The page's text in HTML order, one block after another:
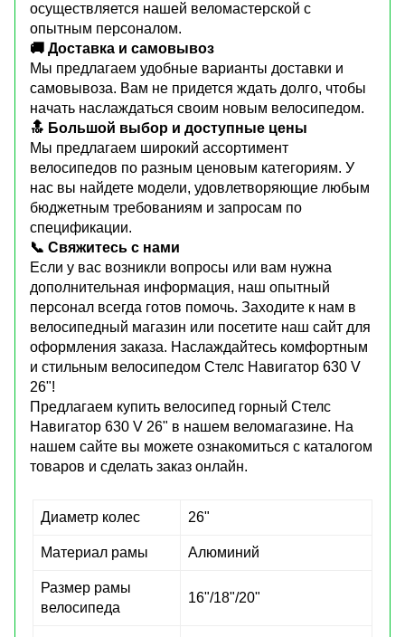
осуществляется нашей веломастерской с
опытным персоналом.
🚚 Доставка и самовывоз
Мы предлагаем удобные варианты доставки и
самовывоза. Вам не придется ждать долго, чтобы
начать наслаждаться своим новым велосипедом.
🔝 Большой выбор и доступные цены
Мы предлагаем широкий ассортимент
велосипедов по разным ценовым категориям. У
нас вы найдете модели, удовлетворяющие любым
бюджетным требованиям и запросам по
спецификации.
📞 Свяжитесь с нами
Если у вас возникли вопросы или вам нужна
дополнительная информация, наш опытный
персонал всегда готов помочь. Заходите к нам в
велосипедный магазин или посетите наш сайт для
оформления заказа. Наслаждайтесь комфортным
и стильным велосипедом Стелс Навигатор 630 V
26"!
Предлагаем купить велосипед горный Стелс
Навигатор 630 V 26" в нашем веломагазине. На
нашем сайте вы можете ознакомиться с каталогом
товаров и сделать заказ онлайн.
Диаметр колес 26"
Материал рамы Алюминий
Размер рамы
велосипеда
16"/18"/20"